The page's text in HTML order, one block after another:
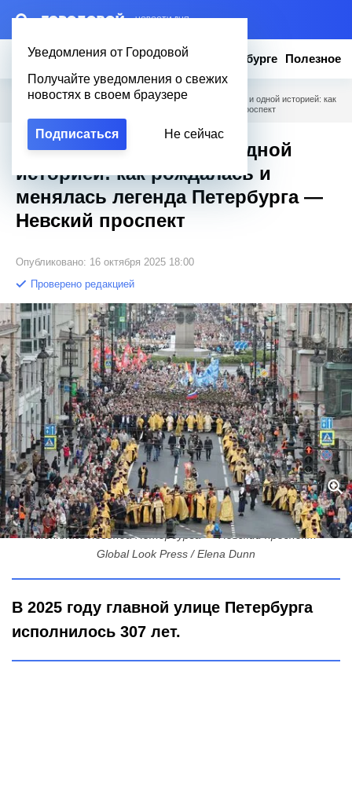
– НОВОСТИ ДНЯ
Уведомления от Городовой
Получайте уведомления о свежих
новостях в своем браузере
Подписаться Не сейчас
Новости Эксклюзив Вопросы о Петербурге Полезное
Городовой Новости Петербурга / Улица с сотней имен и одной историей: как
рождалась и менялась легенда Петербурга — Невский проспект
Улица с сотней имен и одной
историей: как рождалась и
менялась легенда Петербурга —
Невский проспект
Опубликовано: 16 октября 2025 18:00
Проверено редакцией
Улица с сотней имен и одной историей: как рождалась и
менялась легенда Петербурга — Невский проспект
Global Look Press / Elena Dunn
В 2025 году главной улице Петербурга
исполнилось 307 лет.